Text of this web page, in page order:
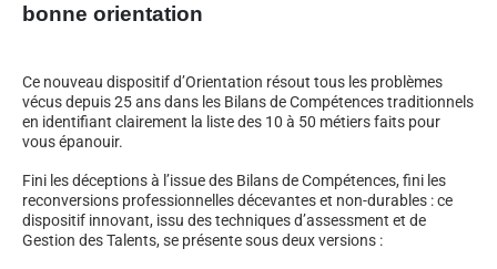
bonne orientation
Ce nouveau dispositif d’Orientation résout tous les problèmes
vécus depuis 25 ans dans les Bilans de Compétences traditionnels
en identifiant clairement la liste des 10 à 50 métiers faits pour
vous épanouir.
Fini les déceptions à l’issue des Bilans de Compétences, fini les
reconversions professionnelles décevantes et non-durables : ce
dispositif innovant, issu des techniques d’assessment et de
Gestion des Talents, se présente sous deux versions :